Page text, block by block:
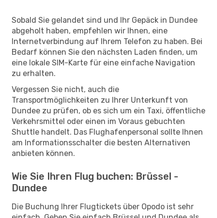
Sobald Sie gelandet sind und Ihr Gepäck in Dundee
abgeholt haben, empfehlen wir Ihnen, eine
Internetverbindung auf Ihrem Telefon zu haben. Bei
Bedarf können Sie den nächsten Laden finden, um
eine lokale SIM-Karte für eine einfache Navigation
zu erhalten.
Vergessen Sie nicht, auch die
Transportmöglichkeiten zu Ihrer Unterkunft von
Dundee zu prüfen, ob es sich um ein Taxi, öffentliche
Verkehrsmittel oder einen im Voraus gebuchten
Shuttle handelt. Das Flughafenpersonal sollte Ihnen
am Informationsschalter die besten Alternativen
anbieten können.
Wie Sie Ihren Flug buchen: Brüssel -
Dundee
Die Buchung Ihrer Flugtickets über Opodo ist sehr